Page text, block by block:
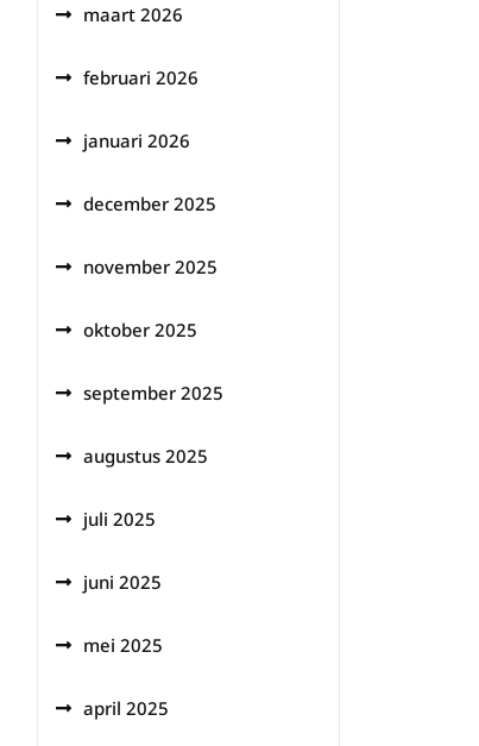
maart 2026
februari 2026
januari 2026
december 2025
november 2025
oktober 2025
september 2025
augustus 2025
juli 2025
juni 2025
mei 2025
april 2025